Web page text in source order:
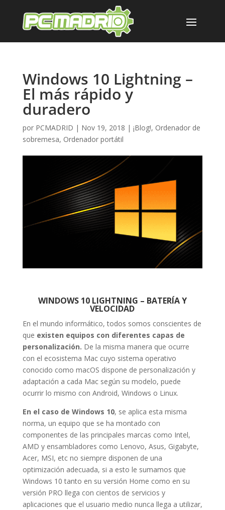
Windows 10 Lightning –
El más rápido y
duradero
por PCMADRID | Nov 19, 2018 | ¡Blog!, Ordenador de
sobremesa, Ordenador portátil
WINDOWS 10 LIGHTNING – BATERÍA Y
VELOCIDAD
En el mundo informático, todos somos conscientes de
que existen equipos con diferentes capas de
personalización. De la misma manera que ocurre
con el ecosistema Mac cuyo sistema operativo
conocido como macOS dispone de personalización y
adaptación a cada Mac según su modelo, puede
ocurrir lo mismo con Android, Windows o Linux.
En el caso de Windows 10, se aplica esta misma
norma, un equipo que se ha montado con
componentes de las principales marcas como Intel,
AMD y ensambladores como Lenovo, Asus, Gigabyte,
Acer, MSI, etc no siempre disponen de una
optimización adecuada, si a esto le sumamos que
Windows 10 tanto en su versión Home como en su
versión PRO llega con cientos de servicios y
aplicaciones que el usuario medio nunca llega a utilizar,